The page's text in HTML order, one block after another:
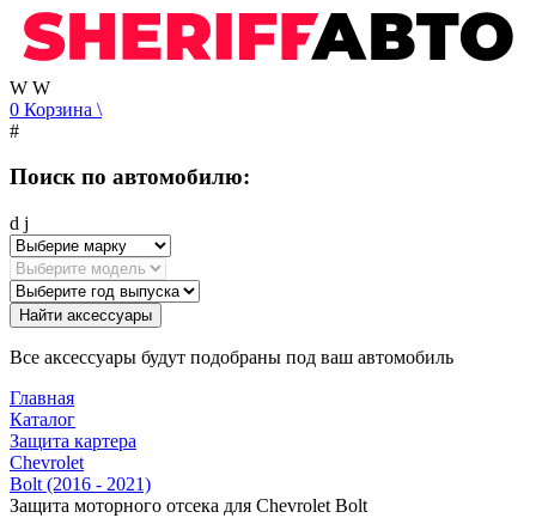
W W
0 Корзина \
#
Поиск по автомобилю:
d j
Найти аксессуары
Все аксессуары будут подобраны под ваш автомобиль
Главная
Каталог
Защита картера
Chevrolet
Bolt (2016 - 2021)
Защита моторного отсека для Chevrolet Bolt